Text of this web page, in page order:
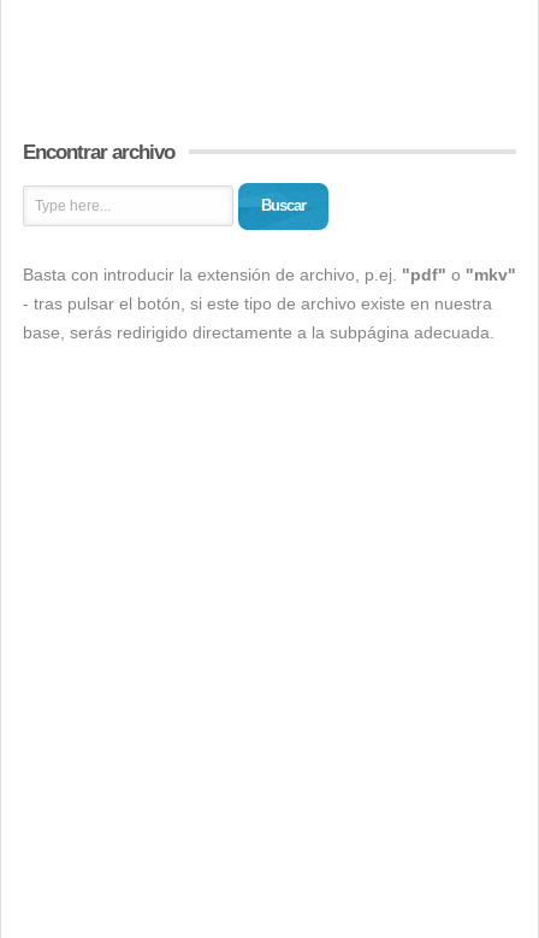
Encontrar archivo
Buscar
Basta con introducir la extensión de archivo, p.ej. "pdf" o "mkv"
- tras pulsar el botón, si este tipo de archivo existe en nuestra
base, serás redirigido directamente a la subpágina adecuada.